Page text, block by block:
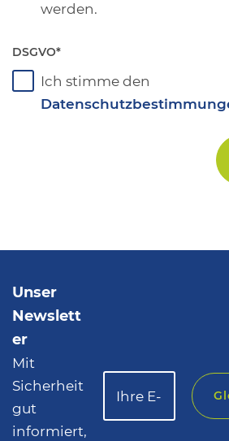
werden.
DSGVO*
Ich stimme den
Unser
Newslett
er
Mit
Sicherheit
gut
informiert,